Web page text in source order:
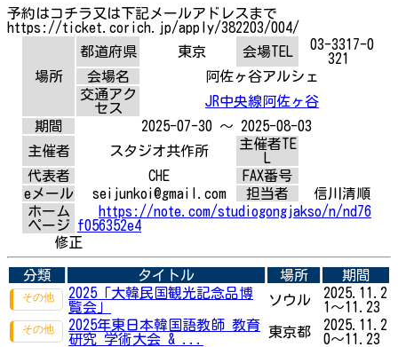
予約はコチラ又は下記メールアドレスまで
https://ticket.corich.jp/apply/382203/004/
場所
都道府県 東京 会場TEL
03-3317-0
321
会場名
阿佐ヶ谷アルシェ
交通アク
セス
JR中央線阿佐ヶ谷
期間
2025-07-30 ～ 2025-08-03
主催者
スタジオ共作所
主催者TE
代表者
CHE
FAX番号
eメール
seijunkoi@gmail.com 担当者
信川清順
ホーム
ページ
https://note.com/studiogongjakso/n/nd76
f056352e4
修正
分類 タイトル 場所
期間
2025「大韓民国観光記念品博
覧会」
ソウル
2025.11.2
1～11.23
2025年東日本韓国語教師 教育
研究 学術大会 & ...
東京都
2025.11.2
0～11.23